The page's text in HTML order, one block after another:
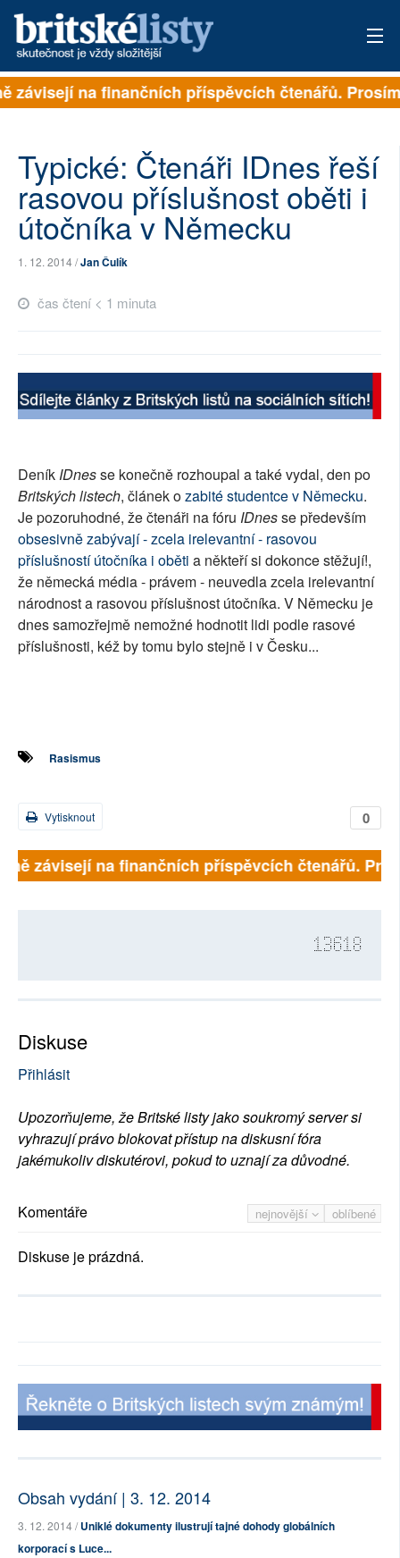
PŘIHLÁSIT
ARCHIV
ROZHOVORY
TÉMATA
NEJČTENĚJŠÍ ZA 7 DNÍ
SOCIÁLNÍ SÍTĚ
PLNÁ VERZE STRÁNEK
závisejí na finančních příspěvcích čtenářů.
Typické: Čtenáři IDnes řeší
rasovou příslušnost oběti i
útočníka v Německu
1. 12. 2014 /Jan Čulík
čas čtení < 1 minuta
Deník IDnesse konečně rozhoupal a také vydal, den po
Britských listech, článek ozabité studentce v Německu.
Je pozoruhodné, že čtenáři na fóru IDnesse především
obsesivně zabývají - zcela irelevantní - rasovou
příslušností útočníka i oběti a někteří si dokonce stěžují!,
že německá média - právem - neuvedla zcela irelevantní
národnost a rasovou příslušnost útočníka. V Německu je
dnes samozřejmě nemožné hodnotit lidi podle rasové
příslušnosti, kéž by tomu bylo stejně i v Česku...
Rasismus
0
Vytisknout
závisejí na finančních příspěvcích čtenářů.
13618
Diskuse
Přihlásit
Upozorňujeme, že Britské listy jako soukromý server si
vyhrazují právo blokovat přístup na diskusní fóra
jakémukoliv diskutérovi, pokud to uznají za důvodné.
nejnovější oblíbené
Komentáře
Diskuse je prázdná.
Obsah vydání | 3. 12. 2014
3. 12. 2014 /Uniklé dokumenty ilustrují tajné dohody globálních
korporací s Luce...